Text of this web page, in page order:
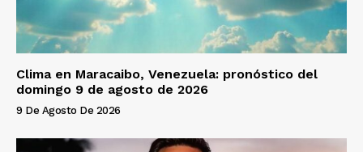
Clima en Maracaibo, Venezuela: pronóstico del
domingo 9 de agosto de 2026
9 De Agosto De 2026